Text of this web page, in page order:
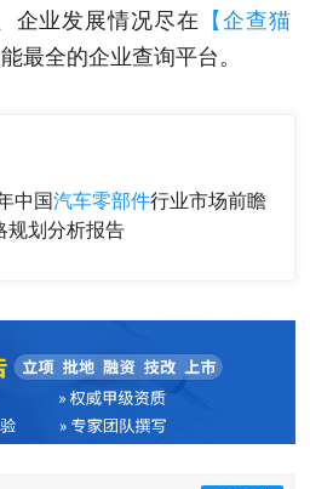
企业发展情况尽在
【企查猫
最全的企业查询平台。
中国汽车零部件行业市场前瞻
规划分析报告